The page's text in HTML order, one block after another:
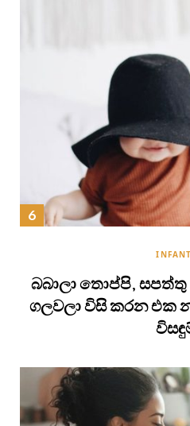
INFANT
බබාලා තොප්පි,
ගලවලා විසි කරන